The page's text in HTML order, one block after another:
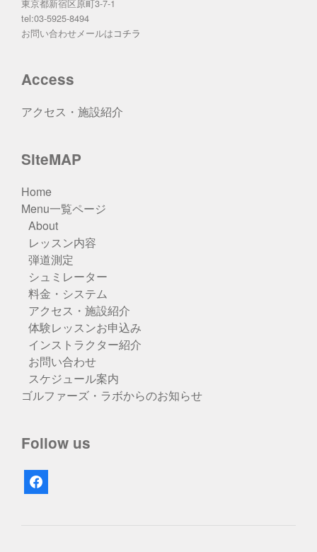
東京都新宿区原町3-7-1
tel:03-5925-8494
お問い合わせメールはコチラ
Access
アクセス・施設紹介
SiteMAP
Home
Menu一覧ページ
About
レッスン内容
弾道測定
シュミレーター
料金・システム
アクセス・施設紹介
体験レッスンお申込み
インストラクター紹介
お問い合わせ
スケジュール案内
ゴルファーズ・ラボからのお知らせ
Follow us
facebook